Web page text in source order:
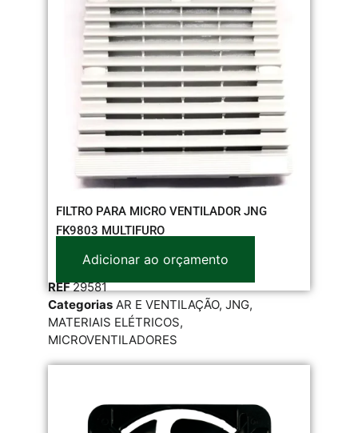
FILTRO PARA MICRO VENTILADOR JNG
FK9803 MULTIFURO
Adicionar ao orçamento
REF29581
Categorias AR E VENTILAÇÃO, JNG,
MATERIAIS ELÉTRICOS,
MICROVENTILADORES